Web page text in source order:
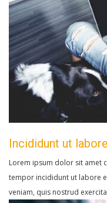
Incididunt ut
Lorem ipsum dolor sit amet
tempor incididunt ut labore
veniam, quis nostrud